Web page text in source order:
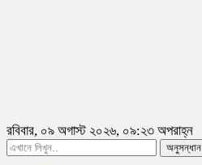
রবিবার, ০৯ অগাস্ট ২০২৬, ০৯:২৩ অপরাহ্ন
অনুসন্ধান